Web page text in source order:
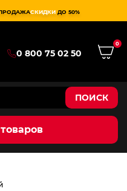
СКИДКИ ДО 50%
0 800 75 02 50
0
ПОИСК